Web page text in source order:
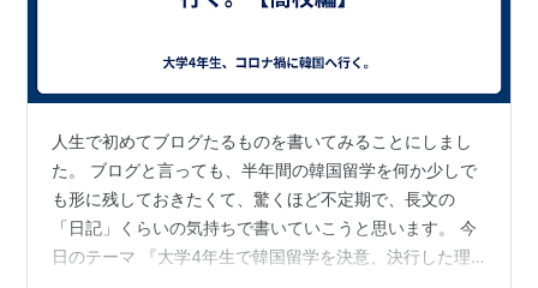
人生で初めてブログたるものを書いてみることにしまし
た。 ブログと言っても、半年間の韓国留学を何か少しで
も形に残しておきたくて、驚くほど不定期で、長文の
「日記」くらいの気持ちで書いていこうと思います。 今
日のテーマ 『大学4年生で韓国留学を決意、決行した理